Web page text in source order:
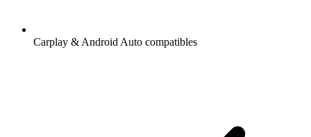
Carplay & Android Auto compatibles